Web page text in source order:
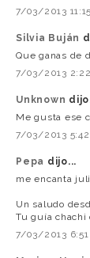
7/03/2013
Silvia Buján
Que ganas de
7/03/2013
Unknown
Me gusta ese
7/03/2013 5:42
Pepa dijo...
me encanta
Un saludo
Tu guía chachi
7/03/2013 6:51